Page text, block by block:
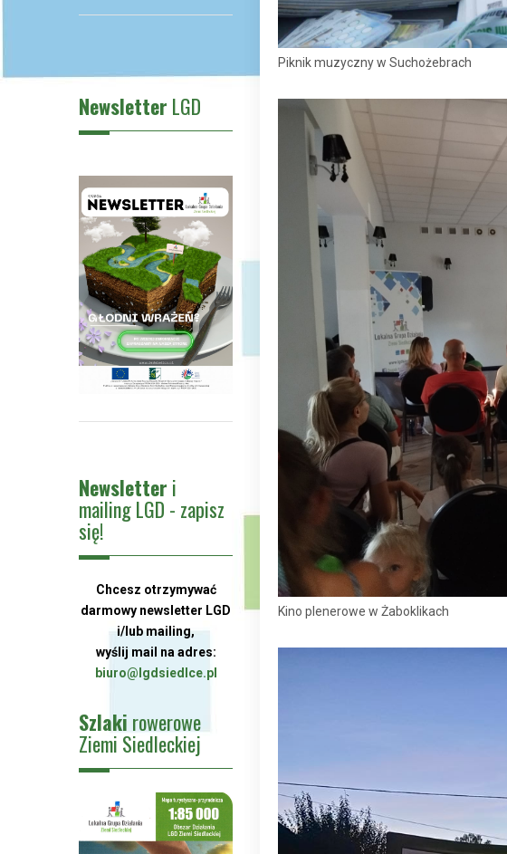
Piknik muzyczny w Suchożebrach
Kino plenerowe w Żaboklikach
Newsletter LGD
Newsletter i
mailing LGD - zapisz
się!
Chcesz otrzymywać
darmowy newsletter LGD
i/lub mailing,
wyślij mail na adres:
biuro@lgdsiedlce.pl
Szlaki rowerowe
Ziemi Siedleckiej